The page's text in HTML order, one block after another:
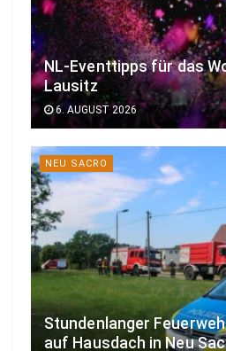
NL-Eventtipps für das
Lausitz
6. AUGUST 2026
NEU SACRO
Stundenlanger
auf Hausdach in Neu